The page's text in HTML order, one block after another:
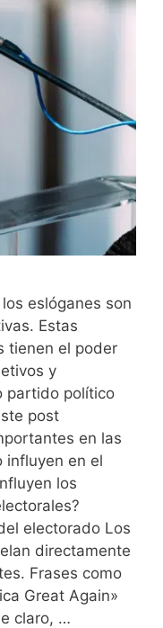
eslóganes son
Estas
tienen el poder
y
partido político
post
en las
influyen en el
los
electorado Los
directamente
Frases como
Great Again»
claro, …